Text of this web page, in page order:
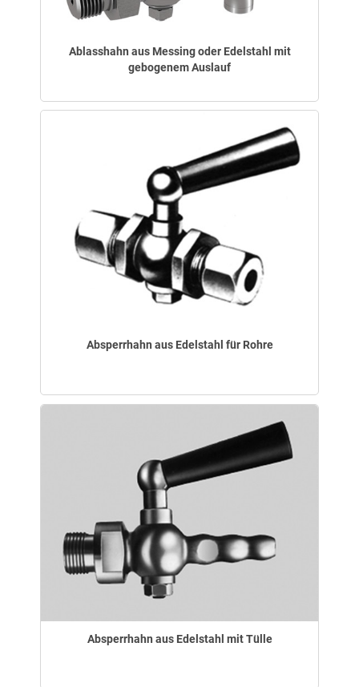
Ablasshahn aus Messing oder Edelstahl mit
gebogenem Auslauf
Absperrhahn aus Edelstahl für Rohre
Absperrhahn aus Edelstahl mit Tülle